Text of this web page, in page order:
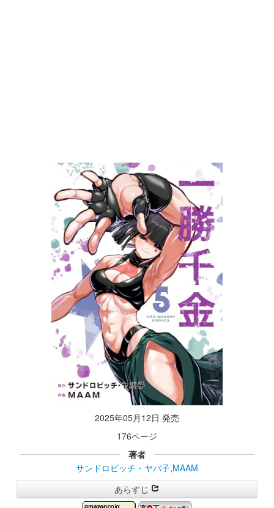
2025年05月12日 発売
176ページ
著者
サンドロビッチ・ヤバ子,MAAM
あらすじ